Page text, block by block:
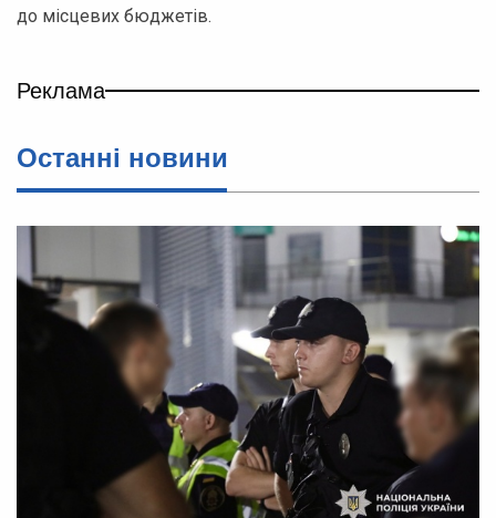
до місцевих бюджетів.
Реклама
Останні новини